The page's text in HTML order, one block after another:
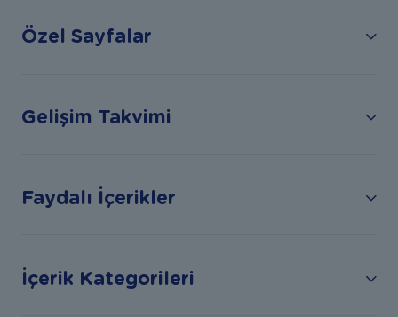
Özel Sayfalar
Gelişim Takvimi
Faydalı İçerikler
İçerik Kategorileri